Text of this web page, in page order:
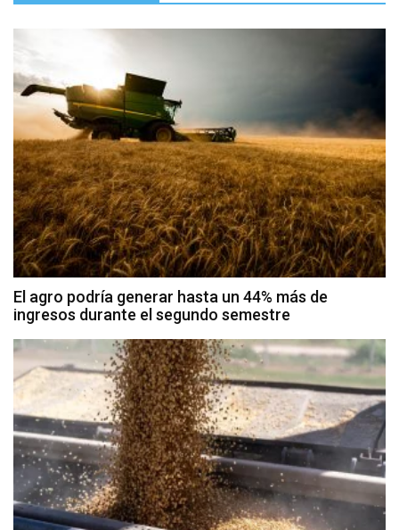
El agro podría generar hasta un 44% más de
ingresos durante el segundo semestre